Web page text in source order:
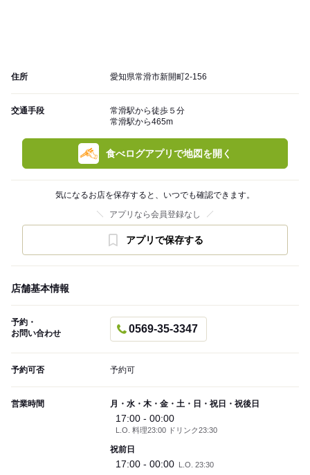
住所 愛知県常滑市新開町2-156
交通手段
常滑駅から徒歩５分
常滑駅から465m
食べログアプリで地図を開く
気になるお店を保存すると、いつでも確認できます。
アプリなら会員登録なし
アプリで保存する
店舗基本情報
予約・
お問い合わせ
0569-35-3347
予約可否 予約可
営業時間 月・水・木・金・土・日・祝日・祝後日
17:00 - 00:00
L.O. 料理23:00 ドリンク23:30
祝前日
17:00 - 00:00 L.O. 23:30